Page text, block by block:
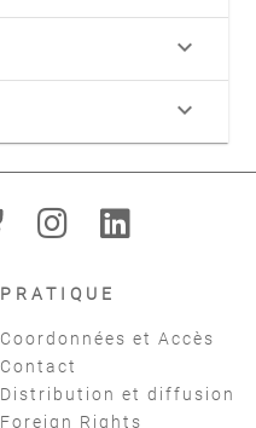
keyboard_arrow_down
keyboard_arrow_down
PRATIQUE
Coordonnées et Accès
Contact
Distribution et diffusion
Foreign Rights